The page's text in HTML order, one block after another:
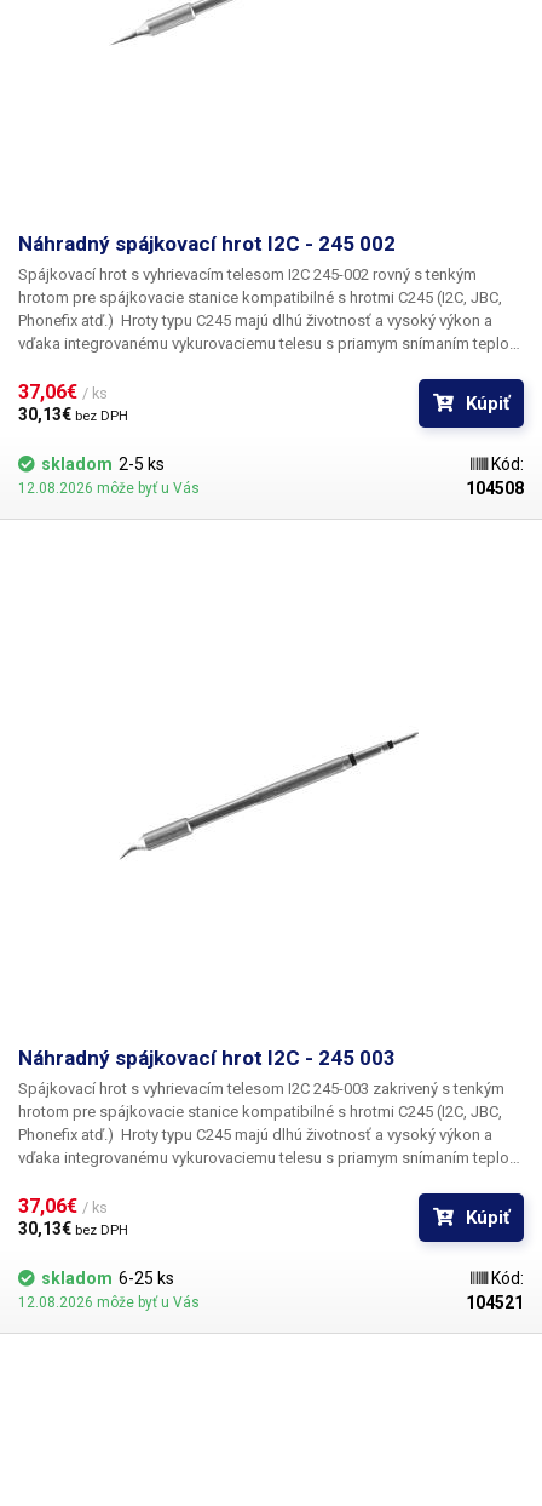
Náhradný spájkovací hrot I2C - 245 002
Spájkovací hrot s vyhrievacím telesom I2C 245-002 rovný s tenkým
hrotom pre spájkovacie stanice kompatibilné s hrotmi C245 (I2C, JBC,
Phonefix atď.)
vďaka integrovanému vykurovaciemu telesu s priamym snímaním teploty
reálnom čase snímať teplotu na hrote a regulovať výkon tak, aby bola
teplota vždy stabilná a neklesala počas spájkovania, keď sa hrot
spájkovanie olovnatým a bezolovnatým cínom. Telo spájkovacieho
hrotu je vyrobené z nehrdzavejúcej ocele AISI304 a medený hrot je
37,06€ / ks
30,13€ bez DPH
Kúpiť
skladom 2-5 ks
12.08.2026 môže byť u Vás
Kód:
104508
Náhradný spájkovací hrot I2C - 245 003
Spájkovací hrot s vyhrievacím telesom I2C 245-003 zakrivený s tenkým
hrotom pre spájkovacie stanice kompatibilné s hrotmi C245 (I2C, JBC,
Phonefix atď.)
vďaka integrovanému vykurovaciemu telesu s priamym snímaním teploty
reálnom čase snímať teplotu na hrote a regulovať výkon tak, aby bola
teplota vždy stabilná a neklesala počas spájkovania, keď sa hrot
spájkovanie olovnatým a bezolovnatým cínom. Telo spájkovacieho
hrotu je vyrobené z nehrdzavejúcej ocele AISI304 a medený hrot je
37,06€ / ks
30,13€ bez DPH
Kúpiť
skladom 6-25 ks
12.08.2026 môže byť u Vás
Kód:
104521